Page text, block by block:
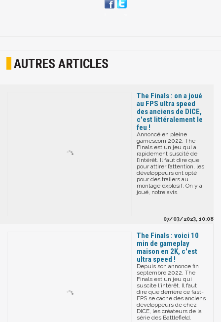
AUTRES ARTICLES
The Finals : on a joué
au FPS ultra speed
des anciens de DICE,
c'est littéralement le
feu !
Annoncé en pleine
gamescom 2022, The
Finals est un jeu qui a
rapidement suscité de
l’intérêt. Il faut dire que
pour attirer l’attention, les
développeurs ont opté
pour des trailers au
montage explosif. On y a
joué, notre avis.
07/03/2023, 10:08
The Finals : voici 10
min de gameplay
maison en 2K, c'est
ultra speed !
Depuis son annonce fin
septembre 2022, The
Finals est un jeu qui
suscite l'intérêt. Il faut
dire que derrière ce fast-
FPS se cache des anciens
développeurs de chez
DICE, les créateurs de la
série des Battlefield.